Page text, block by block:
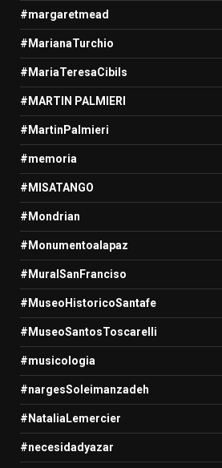
#margaretmead
#MarianaTurchio
#MariaTeresaCibils
#MARTIN PALMIERI
#MartinPalmieri
#memoria
#MISATANGO
#Mondrian
#Monumentoalapaz
#MuralSanFranciso
#MuseoHistoricoSantafe
#MuseoSantosToscarelli
#musicologia
#nargesSoleimanzadeh
#NataliaLemercier
#necesidadyazar